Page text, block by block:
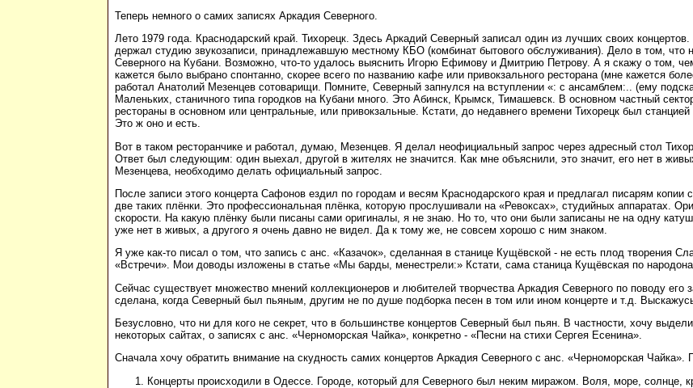
Теперь немного о самих записях Аркадия Северного.
Лето 1979 года. Краснодарский край. Тихорецк. Здесь Аркадий Северный записал один из лучших своих
держал студию звукозаписи, принадлежавшую местному КБО (комбинат бытового обслуживания). Дело в том,
Северного на Кубани. Возможно, что-то удалось выяснить Игорю Ефимову и Дмитрию Петрову. А я скажу о том,
кажется было выбрано спонтанно, скорее всего по названию кафе или привокзального ресторана (мне кажется
работал Анатолий Мезенцев сотоварищи. Помните, Северный запнулся на вступлении «: с ансамблем:.. (ему
Маленьких, станичного типа городков на Кубани много. Это Абинск, Крымск, Тимашевск. В основном частный
рестораны в основном или центральные, или привокзальные. Кстати, до недавнего времени Тихорецк был
Это ж оно и есть.
Вот в таком ресторанчике и работал, думаю, Мезенцев. Я делал неофициальный запрос через адресный стол
Ответ был следующим: один выехал, другой в жителях не значится. Как мне объяснили, это значит, его нет в
Мезенцева, необходимо делать официальный запрос.
После записи этого концерта Сафонов ездил по городам и весям Краснодарского края и предлагал писарям копии
две таких плёнки. Это профессиональная плёнка, которую прослушивали на «Ревоксах», студийных аппаратах.
скорости. На какую плёнку были писаны сами оригиналы, я не знаю. Но то, что они были записаны не на одну
уже нет в живых, а другого я очень давно не видел. Да к тому же, не совсем хорошо с ним знаком.
Я уже как-то писал о том, что запись с анс. «Казачок», сделанная в станице Кущёвской - не есть плод творения
«Встречи». Мои доводы изложены в статье «Мы барды, менестрели:» Кстати, сама станица Кущёвская по
Сейчас существует множество мнений коллекционеров и любителей творчества Аркадия Северного по поводу его
сделана, когда Северный был пьяным, другим не по душе подборка песен в том или ином концерте и т.д.
Безусловно, что ни для кого не секрет, что в большинстве концертов Северный был пьян. В частности, хочу
некоторых сайтах, о записях с анс. «Черноморская Чайка», конкретно - «Песни на стихи Сергея Есенина».
Сначала хочу обратить внимание на скудность самих концертов Аркадия Северного с анс. «Черноморская
Концерты происходили в Одессе. Городе, который для Северного был неким миражом. Воля, море,